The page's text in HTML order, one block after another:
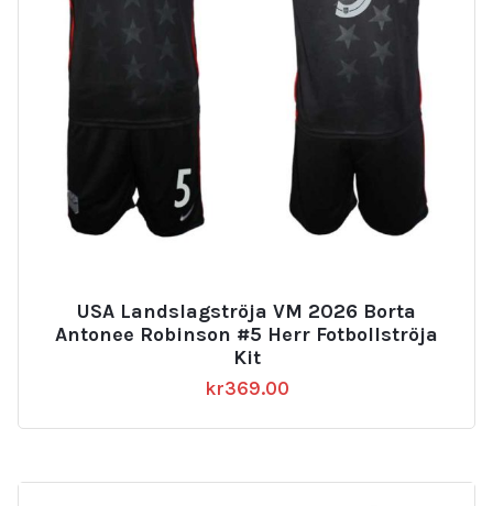
USA Landslagströja VM 2026 Borta
Antonee Robinson #5 Herr Fotbollströja
Kit
kr369.00